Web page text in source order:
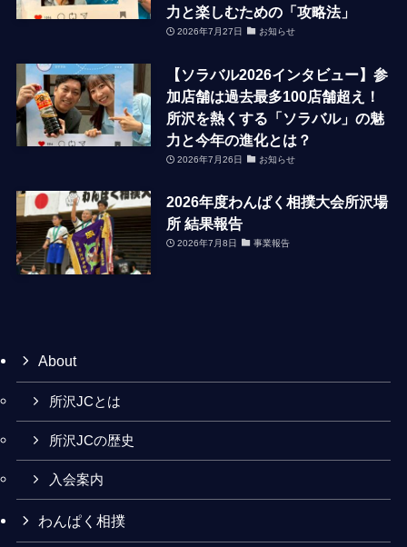
力と楽しむための「攻略法」
2026年7月27日 お知らせ
【ソラバル2026インタビュー】参
加店舗は過去最多100店舗超え！
所沢を熱くする「ソラバル」の魅
力と今年の進化とは？
2026年7月26日 お知らせ
2026年度わんぱく相撲大会所沢場
所 結果報告
2026年7月8日 事業報告
About
所沢JCとは
所沢JCの歴史
入会案内
わんぱく相撲